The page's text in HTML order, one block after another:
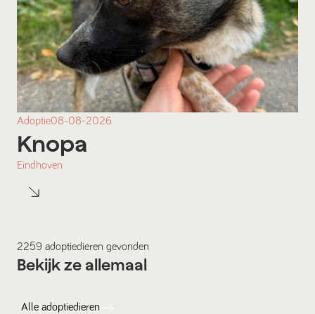
Adoptie08-08-2026
Knopa
Eindhoven
2259 adoptiedieren gevonden
Bekijk ze allemaal
Alle adoptiedieren